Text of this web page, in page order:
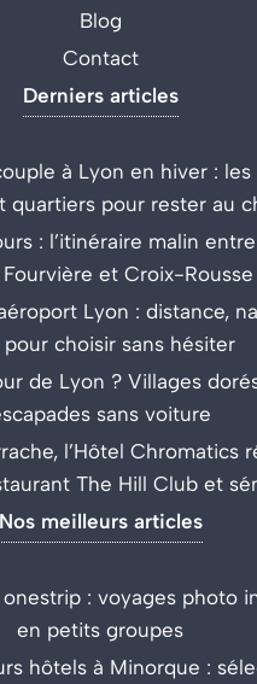
Blog
Contact
Derniers articles
à Lyon en hiver : les
quartiers pour rester au
: l’itinéraire malin
Fourvière et Croix-Rousse
Lyon : distance,
pour choisir sans hésiter
de Lyon ? Villages
sans voiture
l’Hôtel Chromatics
The Hill Club et
Nos meilleurs articles
: voyages photo
en petits groupes
hôtels à Minorque :